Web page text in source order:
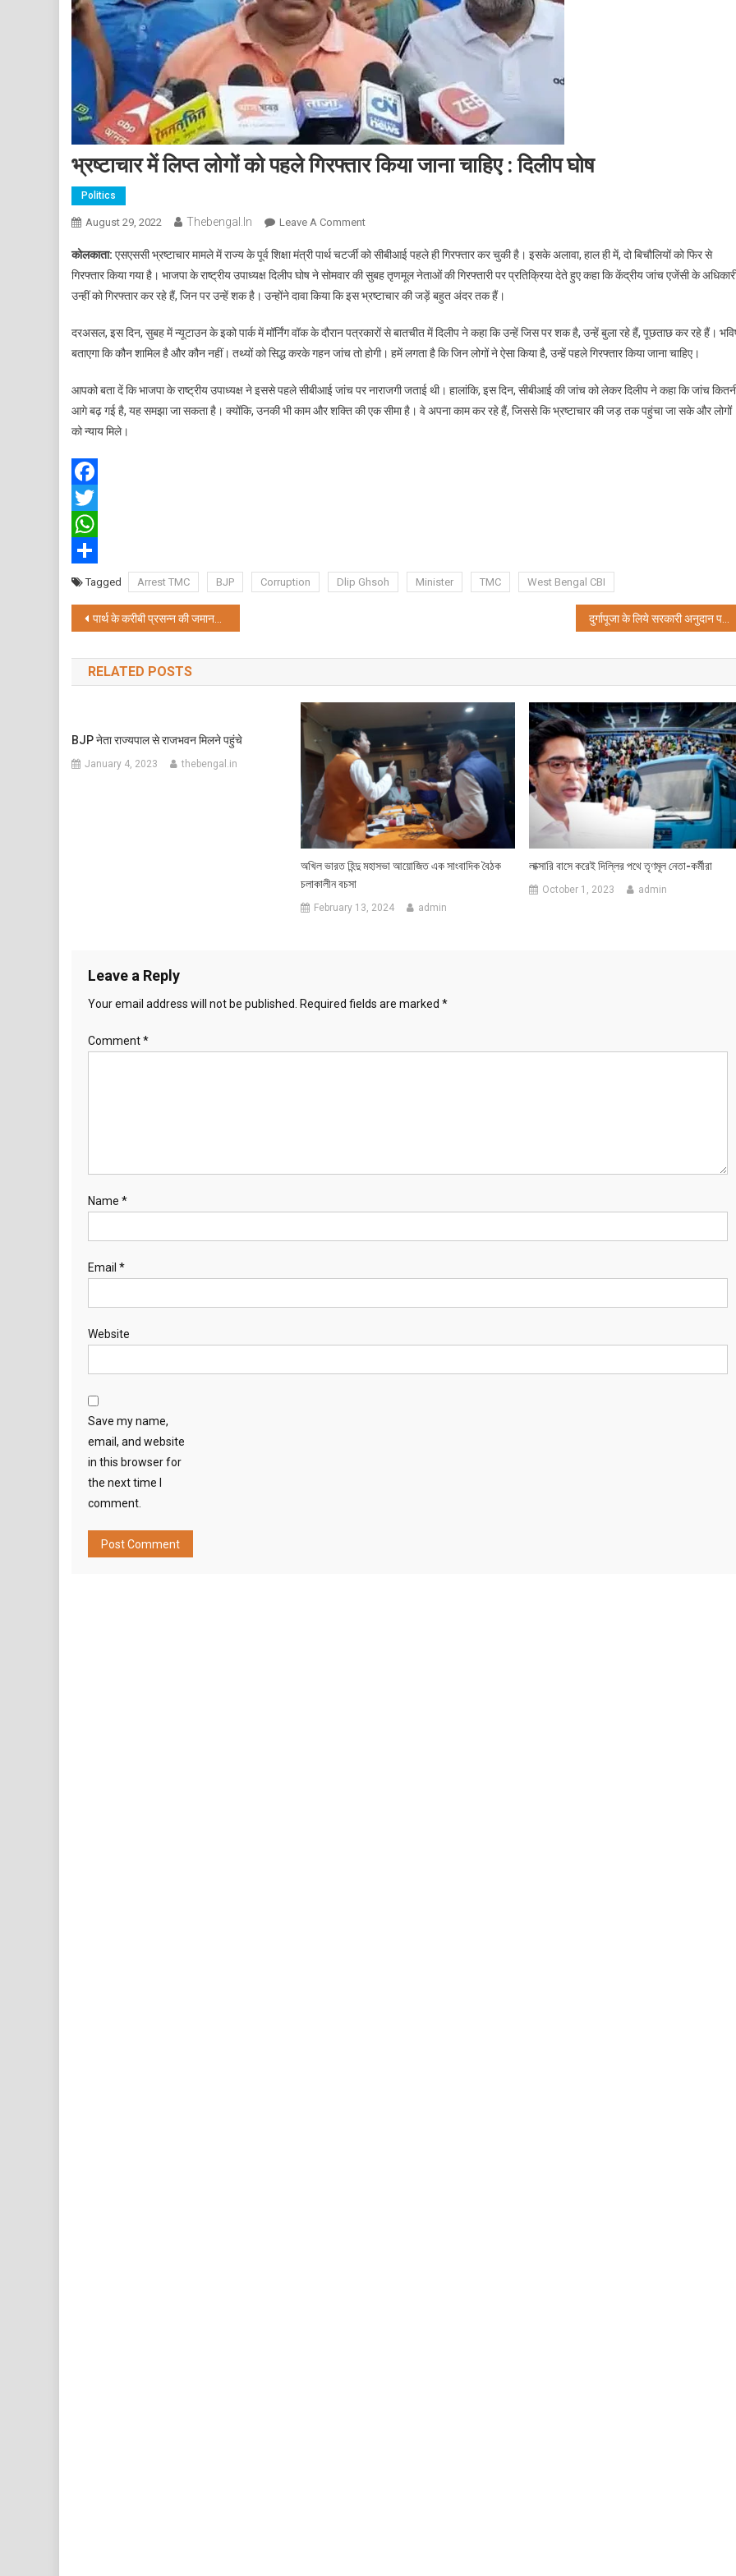
भ्रष्टाचार में लिप्त लोगों को पहले गिरफ्तार किया जाना चाहिए : दिलीप घोष
Politics
August 29, 2022 Thebengal.in Leave A CommentOn
में
लिप्त
लोगों
पहले
गिरफ्तार
जाना
चाहिए
कोलकाता: एसएससी भ्रष्टाचार मामले में राज्य के पूर्व शिक्षा मंत्री पार्थ चटर्जी को सीबीआई पहले ही गिरफ्तार कर चुकी है। इसके अलावा, हाल ही में, दो बिचौलियों को फिर से
गिरफ्तार किया गया है। भाजपा के राष्ट्रीय उपाध्यक्ष दिलीप घोष ने सोमवार की सुबह तृणमूल नेताओं की गिरफ्तारी पर प्रतिक्रिया देते हुए कहा कि केंद्रीय जांच एजेंसी के
उन्हीं को गिरफ्तार कर रहे हैं, जिन पर उन्हें शक है। उन्होंने दावा किया कि इस भ्रष्टाचार की जड़ें बहुत अंदर तक हैं।
दरअसल, इस दिन, सुबह में न्यूटाउन के इको पार्क में मॉर्निंग वॉक के दौरान पत्रकारों से बातचीत में दिलीप ने कहा कि उन्हें जिस पर शक है, उन्हें बुला रहे हैं, पूछताछ कर रहे हैं।
बताएगा कि कौन शामिल है और कौन नहीं। तथ्यों को सिद्ध करके गहन जांच तो होगी। हमें लगता है कि जिन लोगों ने ऐसा किया है, उन्हें पहले गिरफ्तार किया जाना चाहिए।
आपको बता दें कि भाजपा के राष्ट्रीय उपाध्यक्ष ने इससे पहले सीबीआई जांच पर नाराजगी जताई थी। हालांकि, इस दिन, सीबीआई की जांच को लेकर दिलीप ने कहा कि जांच
आगे बढ़ गई है, यह समझा जा सकता है। क्योंकि, उनकी भी काम और शक्ति की एक सीमा है। वे अपना काम कर रहे हैं, जिससे कि भ्रष्टाचार की जड़ तक पहुंचा जा सके और लोगों
को न्याय मिले।
Facebook
Twitter
WhatsApp
ShareTagged Arrest TMC BJP Corruption Dlip Ghsoh Minister TMC West Bengal CBI
Post
navigation
पार्थ के करीबी प्रसन्न की जमानत याचिका खारिज, सात दिनों की सीबीआई हिरासत
RELATED POSTS
BJP नेता राज्यपाल से राजभवन मिलने पहुंचे
January 4, 2023 thebengal.in
অখিল ভারত হিন্দু মহাসভা আয়োজিত এক সাংবাদিক বৈঠক
চলাকালীন বচসা
February 13, 2024 admin
লাক্সারি বাসে করেই দিল্লির পথে তৃণমূল নেতা-কর্মীরা
October 1, 2023 admin
Leave a Reply
Your email address will not be published. Required fields are marked *
Comment*
Name *
Email *
Website
Save my name,
email, and website
in this browser for
the next time I
comment.